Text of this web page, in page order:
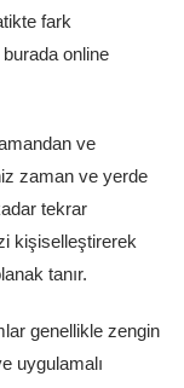
fark
online
ve
zaman ve yerde
tekrar
kişiselleştirerek
tanır.
genellikle zengin
uygulamalı